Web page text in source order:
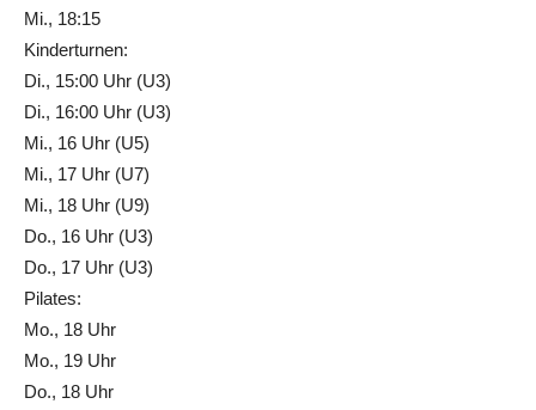
Mi., 18:15
Kinderturnen:
Di., 15:00 Uhr (U3)
Di., 16:00 Uhr (U3)
Mi., 16 Uhr (U5)
Mi., 17 Uhr (U7)
Mi., 18 Uhr (U9)
Do., 16 Uhr (U3)
Do., 17 Uhr (U3)
Pilates:
Mo., 18 Uhr
Mo., 19 Uhr
Do., 18 Uhr